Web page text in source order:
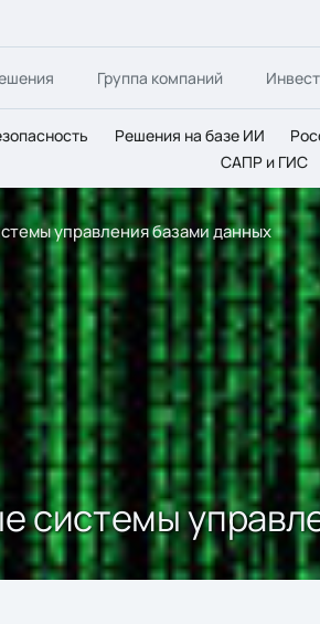
Группа компаний
Решения на базе ИИ
САПР и ГИС
управления базами данных
системы